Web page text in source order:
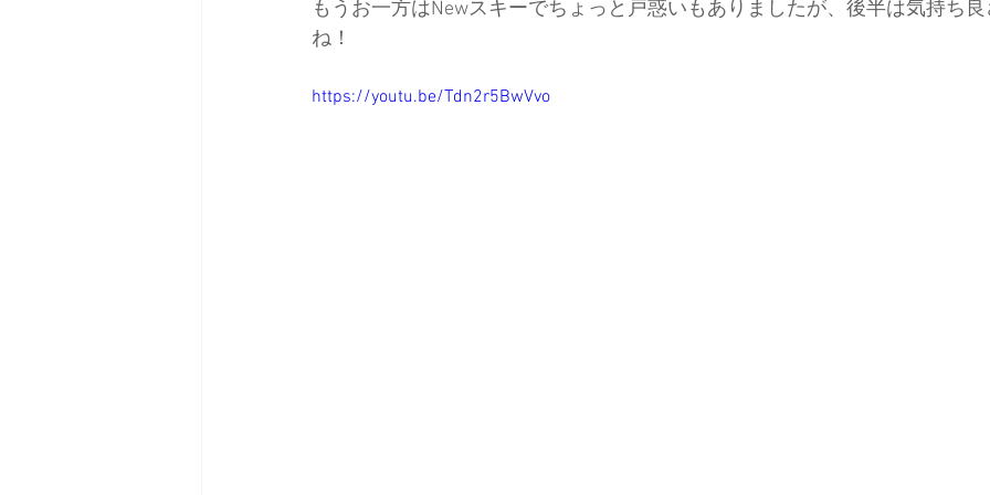
もうお一方はNewスキーでちょっと戸惑いもありましたが、後半は気持ち
ね！
https://youtu.be/Tdn2r5BwVvo